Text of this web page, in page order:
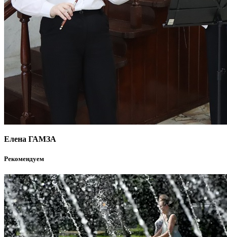
Елена ГАМЗА
Рекомендуем